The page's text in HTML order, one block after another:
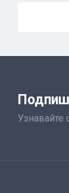
Узнавайте